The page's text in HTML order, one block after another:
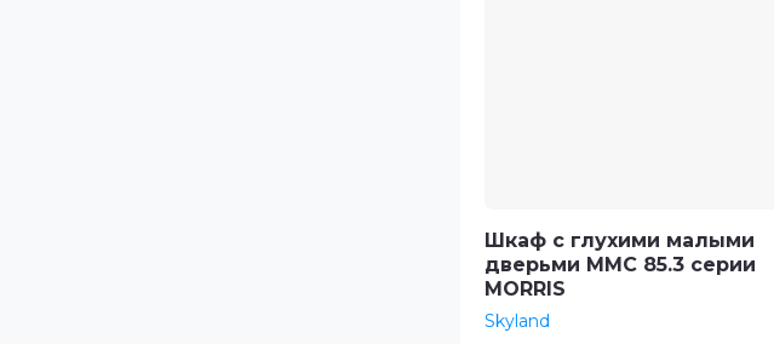
Шкаф с глухими малыми
дверьми MMC 85.3 серии
MORRIS
Skyland